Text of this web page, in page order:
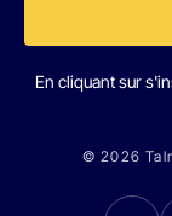
En cliquant sur
© 2026